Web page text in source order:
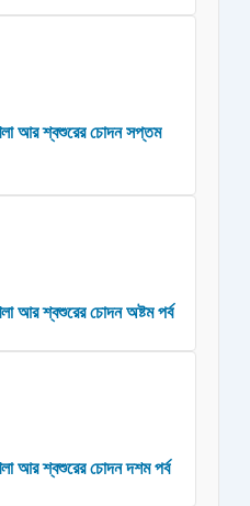
আর শ্বশুরের চোদন সপ্তম
আর শ্বশুরের চোদন অষ্টম পর্ব
আর শ্বশুরের চোদন দশম পর্ব